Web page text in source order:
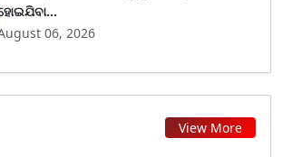
06, 2026
View More